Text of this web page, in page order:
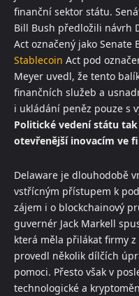
finanční sektor státu.
Bill Bush předložili návrh
Act označený jako Senate
Stablecoin Act pod
Meyer uvedl, že tento
finančních služeb a
i ukládání peněz pouze s
Politické vedení státu
otevřenější inovacím ve
Delaware je dlouhodobě
vstřícným přístupem k
zájem i o blockchainový
guvernér Jack Markell
která měla přilákat firmy
provedl několik dílčích
pomoci. Přesto však v
technologické a